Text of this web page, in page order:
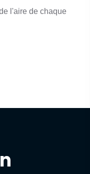
l'aire de chaque